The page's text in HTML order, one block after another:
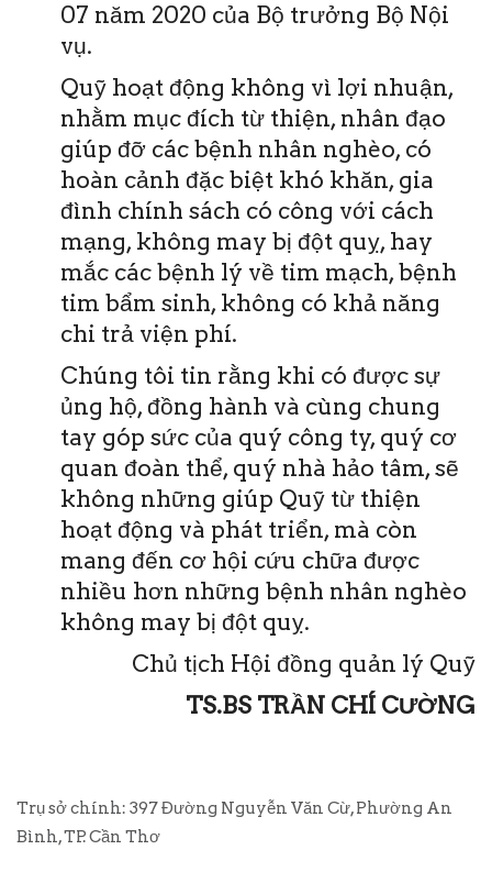
07 năm 2020 của Bộ trưởng Bộ Nội
vụ.
Quỹ hoạt động không vì lợi nhuận,
nhằm mục đích từ thiện, nhân đạo
giúp đỡ các bệnh nhân nghèo, có
hoàn cảnh đặc biệt khó khăn, gia
đình chính sách có công với cách
mạng, không may bị đột quỵ, hay
mắc các bệnh lý về tim mạch, bệnh
tim bẩm sinh, không có khả năng
chi trả viện phí.
Chúng tôi tin rằng khi có được sự
ủng hộ, đồng hành và cùng chung
tay góp sức của quý công ty, quý cơ
quan đoàn thể, quý nhà hảo tâm, sẽ
không những giúp Quỹ từ thiện
hoạt động và phát triển, mà còn
mang đến cơ hội cứu chữa được
nhiều hơn những bệnh nhân nghèo
không may bị đột quỵ.
Chủ tịch Hội đồng quản lý Quỹ
TS.BS TRẦN CHÍ CƯỜNG
Trụ sở chính: 397 Đường Nguyễn Văn Cừ, Phường An
Bình, TP. Cần Thơ